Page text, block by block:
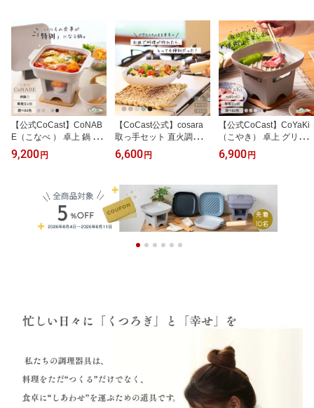
【公式CoCast】CoNAB
E（こなべ ） 卓上 鍋 全5
色 固形燃料 鍋 コンロ 炊
飯 アルミ製 セラミック
調理 旅館 懐石 防災 すき
9,200 円
【CoCast公式】cosara
取っ手セット 直火調理で
きる 耐熱皿 取っ手がと
れる 四角17cm くすみカ
ミックコーティング オー
ブン トースター グリル
インテリア小物 ナチュラ
ル こびりつかない 日本
製 送料無料
6,600 円
【公式CoCast】CoYaKi
（こやき） 卓上 グリル
プレート コンロ 固形燃
料 直火 ヘルシー オーブ
色 アルミ製 セラミック
コーティング 1人用 焼肉
6,900 円